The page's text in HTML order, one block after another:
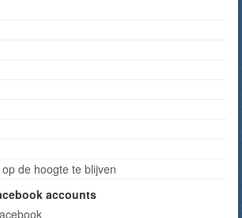
de hoogte te blijven
accounts